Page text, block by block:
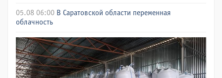
05.08 06:00 В Саратовской области переменная
облачность